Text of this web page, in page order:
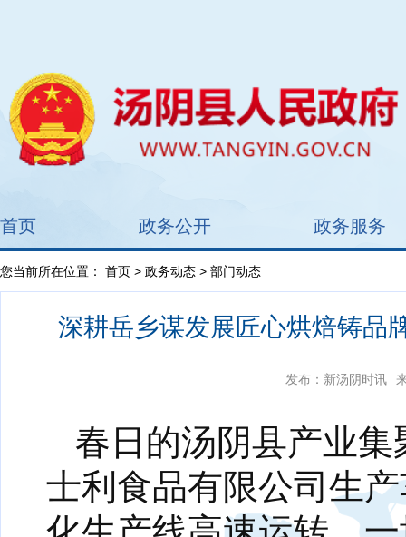
首页 政务公开 政务服务
您当前所在位置： 首页 > 政务动态 > 部门动态
深耕岳乡谋发展匠心烘焙铸
发布：新汤阴时讯
春日的汤阴县产业
士利食品有限公司生